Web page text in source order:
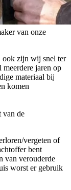
van onze
ook zijn wij snel ter
meerdere jaren op
materiaal bij
komen
van de
vergeten of
bent
van verouderde
worst er gebruik